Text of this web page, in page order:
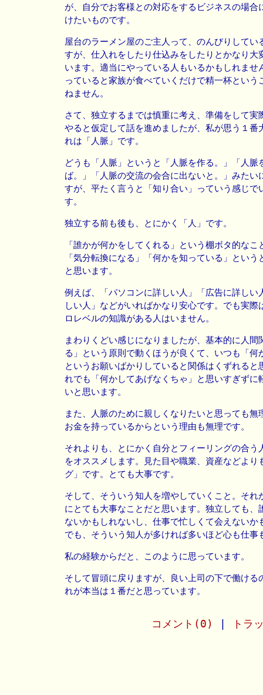
が、自分でお客様との対応をするビジネスの場合
けたいものです。
屋台のラーメン屋のご主人って、のんびりしてい
すが、仕入れをしたり仕込みをしたりとかなり大
います。適当にやっている人もいるかもしれませ
っていると家族が食べていくだけで精一杯という
ねません。
さて、独立するまでは慎重に考え、準備をして実
やると仮定して話を進めましたが、私が思う１番
れは「人脈」です。
どうも「人脈」というと「人脈を作る。」「人脈
ば。」「人脈の交流の会合に出ないと。」みたい
すが、平たく言うと「知り合い」っていう感じで
す。
独立する前も後も、とにかく「人」です。
「誰かが何かをしてくれる」という棚ボタ的なこ
「気分転換になる」「何かを知っている」という
と思います。
例えば、「パソコンに詳しい人」「広告に詳しい
しい人」などがいればかなり安心です。でも実際
ロレベルの知識がある人はいません。
まわりくどい感じになりましたが、基本的に人間
る」という原則で動くほうが良くて、いつも「何
というお願いばかりしていると関係はくずれると
れでも「何かしてあげなくちゃ」と思いすぎずに
いと思います。
また、人脈のために親しくなりたいと思っても無
お金を持っているからという理由も無理です。
それよりも、とにかく自分とフィーリングの合う
をオススメします。見た目や職業、資産などより
グ」です。とても大事です。
そして、そういう知人を増やしていくこと。それ
にとても大事なことだと思います。独立しても、
ないかもしれないし、仕事で忙しくて会えないか
でも、そういう知人が多ければ多いほど心も仕事
私の経験からだと、このように思っています。
そして冒頭に戻りますが、良い上司の下で働ける
れが本当は１番だと思っています。
コメント(0) | トラ